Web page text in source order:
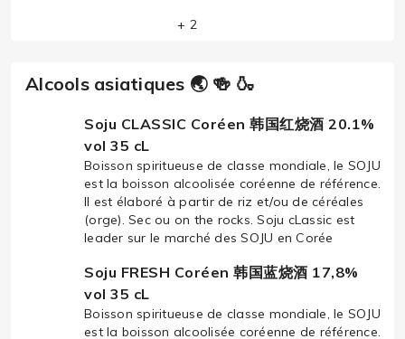
+ 2
Alcools asiatiques 🌏 🍻 🍶
Soju CLASSIC Coréen 韩国红烧酒 20.1%
vol 35 cL
Boisson spiritueuse de classe mondiale, le SOJU
est la boisson alcoolisée coréenne de référence.
Il est élaboré à partir de riz et/ou de céréales
(orge). Sec ou on the rocks. Soju cLassic est
leader sur le marché des SOJU en Corée
Soju FRESH Coréen 韩国蓝烧酒 17,8%
vol 35 cL
Boisson spiritueuse de classe mondiale, le SOJU
est la boisson alcoolisée coréenne de référence.